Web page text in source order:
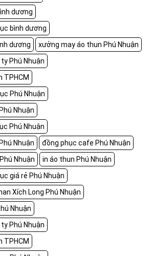
dương
bình dương
dương
xưởng may áo thun Phú Nhuận
Phú Nhuận
TPHCM
Phú Nhuận
Nhuận
Phú Nhuận
Nhuận
đồng phục cafe Phú Nhuận
Nhuận
in áo thun Phú Nhuận
giá rẻ Phú Nhuận
Xích Long Phú Nhuận
Nhuận
Phú Nhuận
TPHCM